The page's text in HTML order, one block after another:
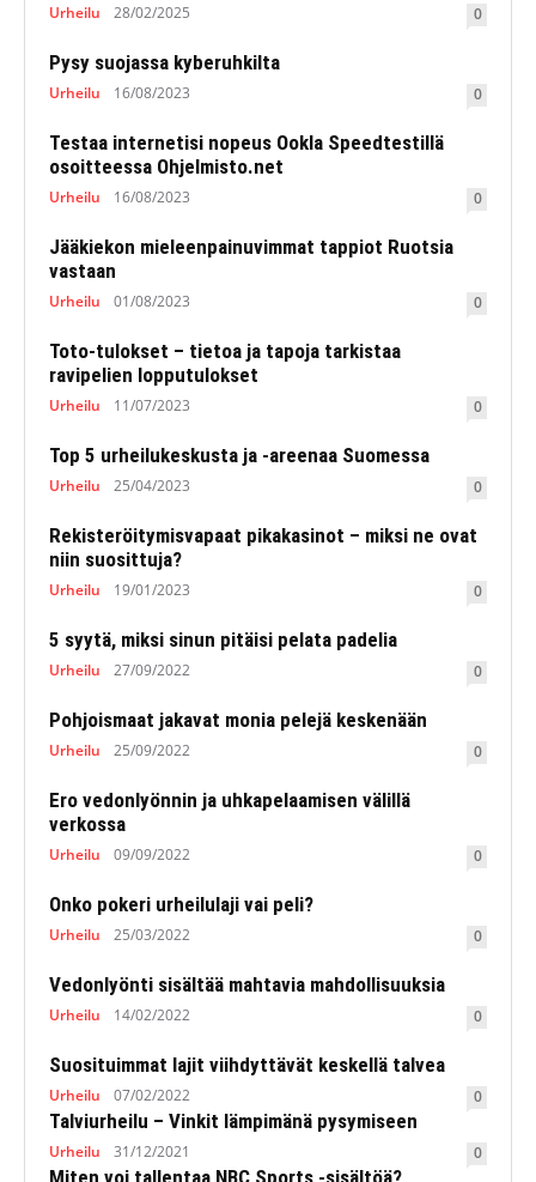
Urheilu 28/02/2025 0
Pysy suojassa kyberuhkilta
Urheilu 16/08/2023 0
Testaa internetisi nopeus Ookla Speedtestillä
osoitteessa Ohjelmisto.net
Urheilu 16/08/2023 0
Jääkiekon mieleenpainuvimmat tappiot Ruotsia
vastaan
Urheilu 01/08/2023 0
Toto-tulokset – tietoa ja tapoja tarkistaa
ravipelien lopputulokset
Urheilu 11/07/2023 0
Top 5 urheilukeskusta ja -areenaa Suomessa
Urheilu 25/04/2023 0
Rekisteröitymisvapaat pikakasinot – miksi ne ovat
niin suosittuja?
Urheilu 19/01/2023 0
5 syytä, miksi sinun pitäisi pelata padelia
Urheilu 27/09/2022 0
Pohjoismaat jakavat monia pelejä keskenään
Urheilu 25/09/2022 0
Ero vedonlyönnin ja uhkapelaamisen välillä
verkossa
Urheilu 09/09/2022 0
Onko pokeri urheilulaji vai peli?
Urheilu 25/03/2022 0
Vedonlyönti sisältää mahtavia mahdollisuuksia
Urheilu 14/02/2022 0
Suosituimmat lajit viihdyttävät keskellä talvea
Urheilu 07/02/2022 0
Talviurheilu – Vinkit lämpimänä pysymiseen
Urheilu 31/12/2021 0
Miten voi tallentaa NBC Sports -sisältöä?